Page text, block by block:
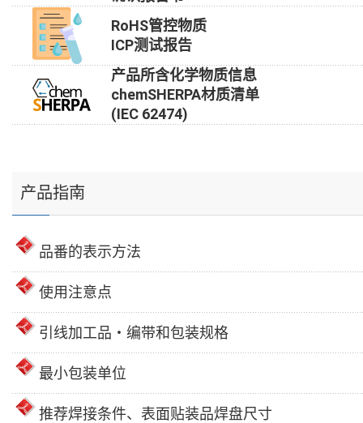
RoHS管控物质
ICP测试报告
产品所含化学物质信息
chemSHERPA材质清单
(IEC 62474)
产品指南
品番的表示方法
使用注意点
引线加工品・编带和包装规格
最小包装单位
推荐焊接条件、表面贴装品焊盘尺寸